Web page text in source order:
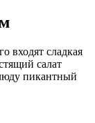
входят сладкая
салат
пикантный